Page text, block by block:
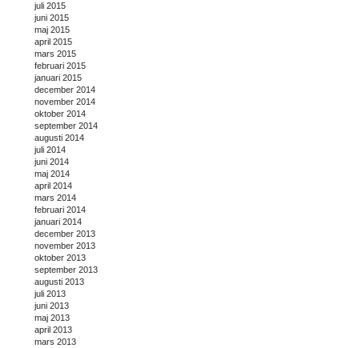
juli 2015
juni 2015
maj 2015
april 2015
mars 2015
februari 2015
januari 2015
december 2014
november 2014
oktober 2014
september 2014
augusti 2014
juli 2014
juni 2014
maj 2014
april 2014
mars 2014
februari 2014
januari 2014
december 2013
november 2013
oktober 2013
september 2013
augusti 2013
juli 2013
juni 2013
maj 2013
april 2013
mars 2013